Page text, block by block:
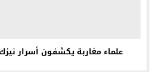
علماء مغاربة يكشفون أسرار